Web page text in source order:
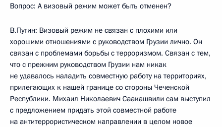
Вопрос: А визовый режим может быть отменен?
В.Путин: Визовый режим не связан с плохими или
хорошими отношениями с руководством Грузии лично. Он
связан с проблемами борьбы с терроризмом. Связан с тем,
что с прежним руководством Грузии нам никак
не удавалось наладить совместную работу на территориях,
прилегающих к нашей границе со стороны Чеченской
Республики. Михаил Николаевич Саакашвили сам выступил
с предложением придать этой совместной работе
на антитеррористическом направлении в целом новое